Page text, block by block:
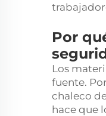
Por
Los
fuente.
chaleco
hace que